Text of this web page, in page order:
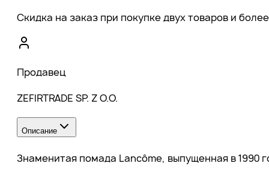
Скидка на заказ при покупке двух товаров и более
Продавец
ZEFIRTRADE SP. Z O.O.
Описание
Знаменитая помада Lancôme, выпущенная в 1990